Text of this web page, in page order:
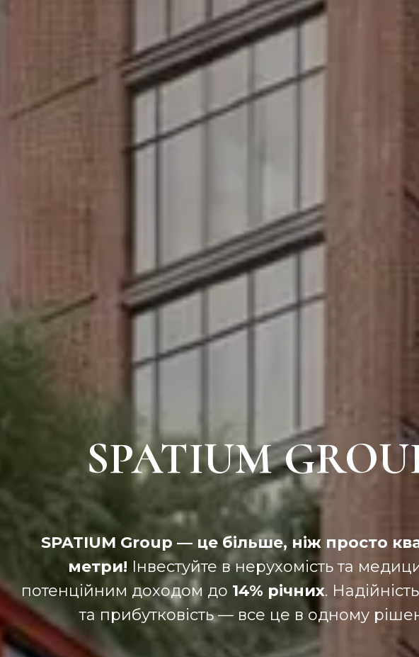
SPATIUM
SPATIUM Group — це більше, ніж просто
метри! Інвестуйте в нерухомість та
потенційним доходом до 14% річних.
та прибутковість — все це в одному